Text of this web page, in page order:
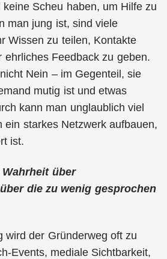
Scheu haben, um Hilfe zu
man jung ist, sind viele
Wissen zu teilen, Kontakte
ehrliches Feedback zu geben.
Nein – im Gegenteil, sie
mutig ist und etwas
kann man unglaublich viel
ein starkes Netzwerk aufbauen,
ist.
über
die zu wenig gesprochen
wird der Gründerweg oft zu
Events, mediale Sichtbarkeit,